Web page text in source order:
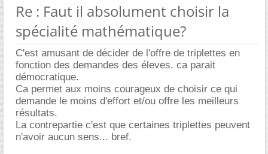
Re : Faut il absolument choisir la
spécialité mathématique?
C'est amusant de décider de l'offre de triplettes en
fonction des demandes des éleves. ca parait
démocratique.
Ca permet aux moins courageux de choisir ce qui
demande le moins d'effort et/ou offre les meilleurs
résultats.
La contrepartie c'est que certaines triplettes peuvent
n'avoir aucun sens... bref.